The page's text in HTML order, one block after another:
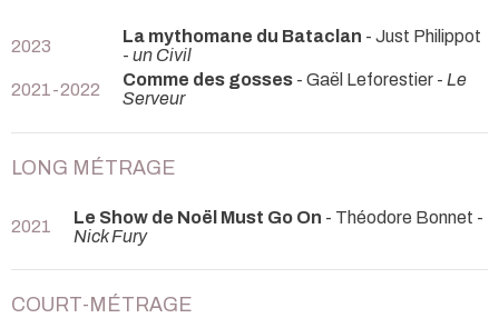
2023 La mythomane du Bataclan - Just Philippot
- un Civil
2021-2022
Comme des gosses - Gaël Leforestier - Le
Serveur
LONG MÉTRAGE
2021 Le Show de Noël Must Go On - Théodore Bonnet -
Nick Fury
COURT-MÉTRAGE